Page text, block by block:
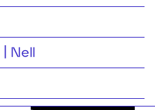
Nell